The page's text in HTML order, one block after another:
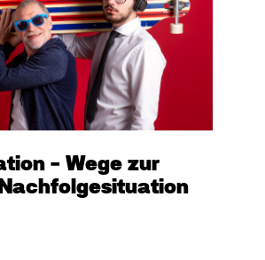
- Wege zur